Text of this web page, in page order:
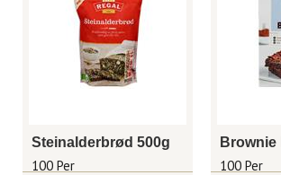
Steinalderbrød 500g
100 Per 100 Per